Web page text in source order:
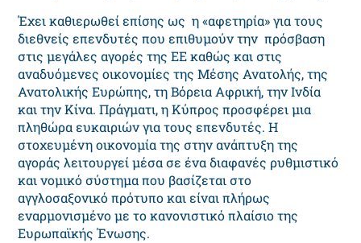
Έχει καθιερωθεί επίσης ως η «αφετηρία» για τους
διεθνείς επενδυτές που επιθυμούν την πρόσβαση
στις μεγάλες αγορές της ΕΕ καθώς και στις
αναδυόμενες οικονομίες της Μέσης Ανατολής, της
Ανατολικής Ευρώπης, τη Βόρεια Αφρική, την Ινδία
και την Κίνα. Πράγματι, η Κύπρος προσφέρει μια
πληθώρα ευκαιριών για τους επενδυτές. Η
στοχευμένη οικονομία της στην ανάπτυξη της
αγοράς λειτουργεί μέσα σε ένα διαφανές ρυθμιστικό
και νομικό σύστημα που βασίζεται στο
αγγλοσαξονικό πρότυπο και είναι πλήρως
εναρμονισμένο με το κανονιστικό πλαίσιο της
Ευρωπαϊκής Ένωσης.